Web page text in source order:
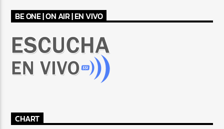
BE ONE | ON AIR | EN VIVO
CHART